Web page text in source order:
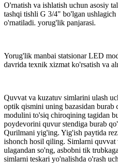
O'rnatish va ishlatish uchun asosiy
tashqi tishli G 3/4" bo'lgan
o'rnatiladi. yorug'lik panjarasi.
Yorug'lik manbai statsionar LED
davrida texnik xizmat ko'rsatish va
Quvvat va kuzatuv simlarini ulash
optik qismini uning bazasidan burab
modulini to'siq chiroqining tagidan
poydevorini quvur stendiga burab
Qurilmani yig'ing. Yig'ish paytida
ishonch hosil qiling. Simlarni quvvat
ulagandan so'ng, asbobni tik
simlarni teskari yo'nalishda o'rash